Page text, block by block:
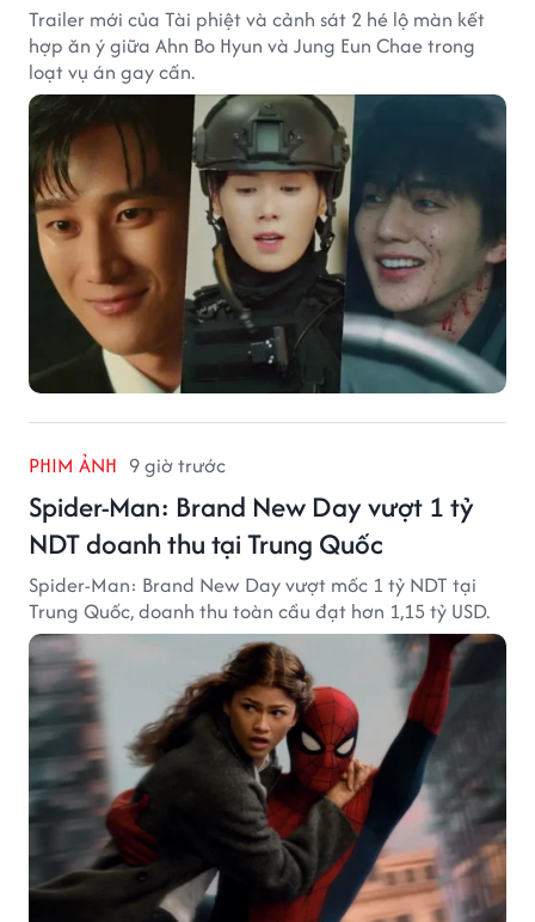
Trailer mới của Tài phiệt và cảnh sát 2 hé lộ màn kết
hợp ăn ý giữa Ahn Bo Hyun và Jung Eun Chae trong
loạt vụ án gay cấn.
PHIM ẢNH 9 giờ trước
Spider-Man: Brand New Day vượt 1 tỷ
NDT doanh thu tại Trung Quốc
Spider-Man: Brand New Day vượt mốc 1 tỷ NDT tại
Trung Quốc, doanh thu toàn cầu đạt hơn 1,15 tỷ USD.